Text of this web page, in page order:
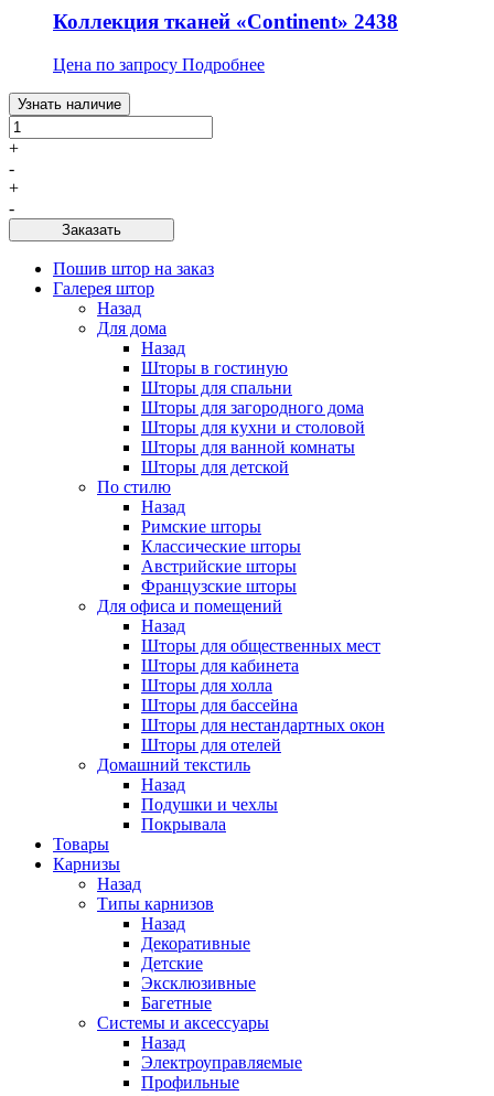
Коллекция тканей «Continent» 2438
Цена по запросу Подробнее
Узнать наличие
+
-
+
-
Заказать
Пошив штор на заказ
Галерея штор
Назад
Для дома
Назад
Шторы в гостиную
Шторы для спальни
Шторы для загородного дома
Шторы для кухни и столовой
Шторы для ванной комнаты
Шторы для детской
По стилю
Назад
Римские шторы
Классические шторы
Австрийские шторы
Французские шторы
Для офиса и помещений
Назад
Шторы для общественных мест
Шторы для кабинета
Шторы для холла
Шторы для бассейна
Шторы для нестандартных окон
Шторы для отелей
Домашний текстиль
Назад
Подушки и чехлы
Покрывала
Товары
Карнизы
Назад
Типы карнизов
Назад
Декоративные
Детские
Эксклюзивные
Багетные
Системы и аксессуары
Назад
Электроуправляемые
Профильные